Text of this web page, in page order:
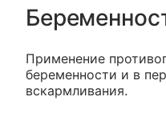
Применение
беременности и в
вскармливания.